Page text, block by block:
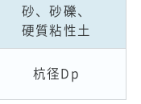
砂、砂礫、
硬質粘性土
杭径Dp